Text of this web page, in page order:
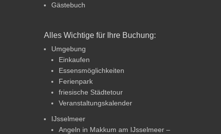
Gästebuch
Alles Wichtige für Ihre Buchung:
Umgebung
Einkaufen
Essensmöglichkeiten
Ferienpark
friesische Städtetour
Veranstaltungskalender
IJsselmeer
Angeln in Makkum am IJsselmeer –